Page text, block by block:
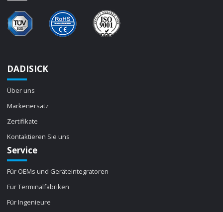
DADISICK
Über uns
Markenersatz
Zertifikate
Kontaktieren Sie uns
Service
Für OEMs und Geräteintegratoren
Für Terminalfabriken
Für Ingenieure